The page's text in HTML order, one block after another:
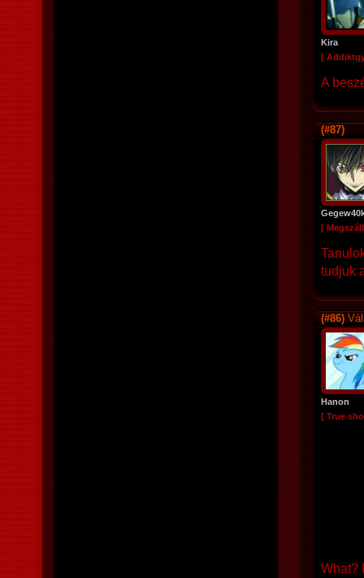
Kira
[
A
(#87)
[
tudjuk
(#86)
Hanon
[ True
What?